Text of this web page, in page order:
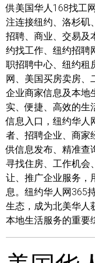
供美国华人168找工
注连接纽约、洛杉矶
招聘、商业、交易及
约找工作、纽约招聘
职招聘中心、纽约租
网、美国买房卖房、
企业商家信息及本地
实、便捷、高效的生
信息入口，纽约华人
者、招聘企业、商家
供信息发布、精准查
寻找住房、工作机会
让、推广企业服务，
息。纽约华人网365
生态，成为北美华人
本地生活服务的重要